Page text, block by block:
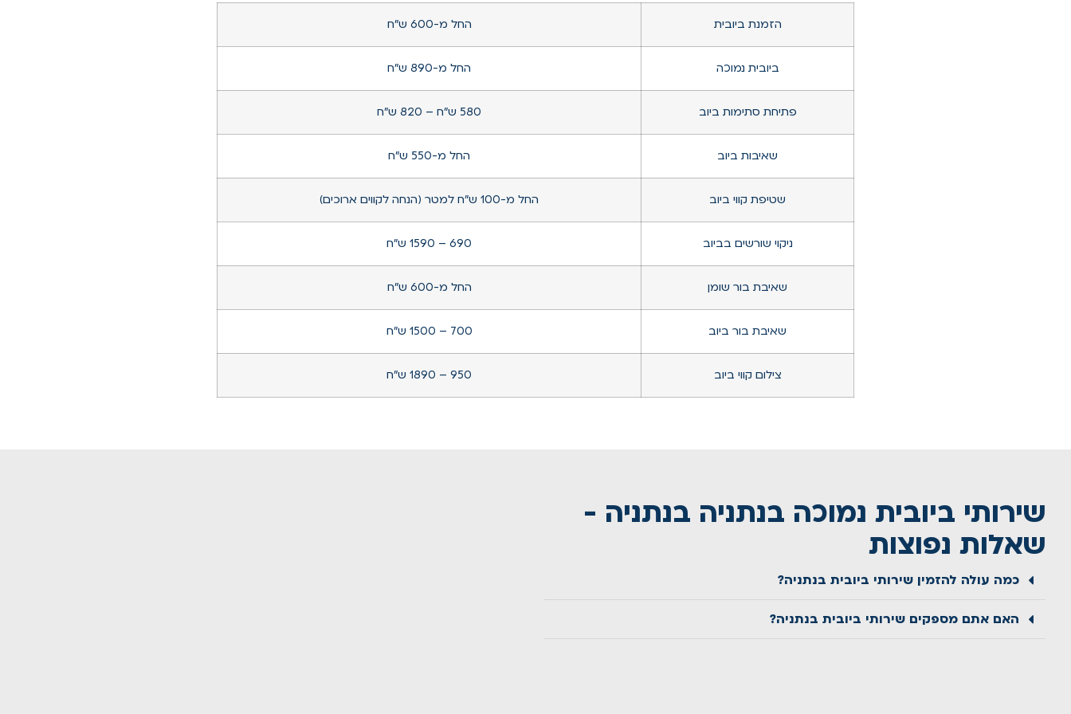
הזמנת ביובית החל מ-600 ש”ח
ביובית נמוכה החל מ-890 ש״ח
פתיחת סתימות ביוב 580 ש״ח – 820 ש”ח
שאיבות ביוב החל מ-550 ש”ח
שטיפת קווי ביוב החל מ-100 ש״ח למטר (הנחה לקווים ארוכים)
ניקוי שורשים בביוב 690 – 1590 ש”ח
שאיבת בור שומן החל מ-600 ש”ח
שאיבת בור ביוב 700 – 1500 ש”ח
צילום קווי ביוב 950 – 1890 ש”ח
שירותי ביובית נמוכה בנתניה בנתניה -
שאלות נפוצות
כמה עולה להזמין שירותי ביובית בנתניה?
האם אתם מספקים שירותי ביובית בנתניה?